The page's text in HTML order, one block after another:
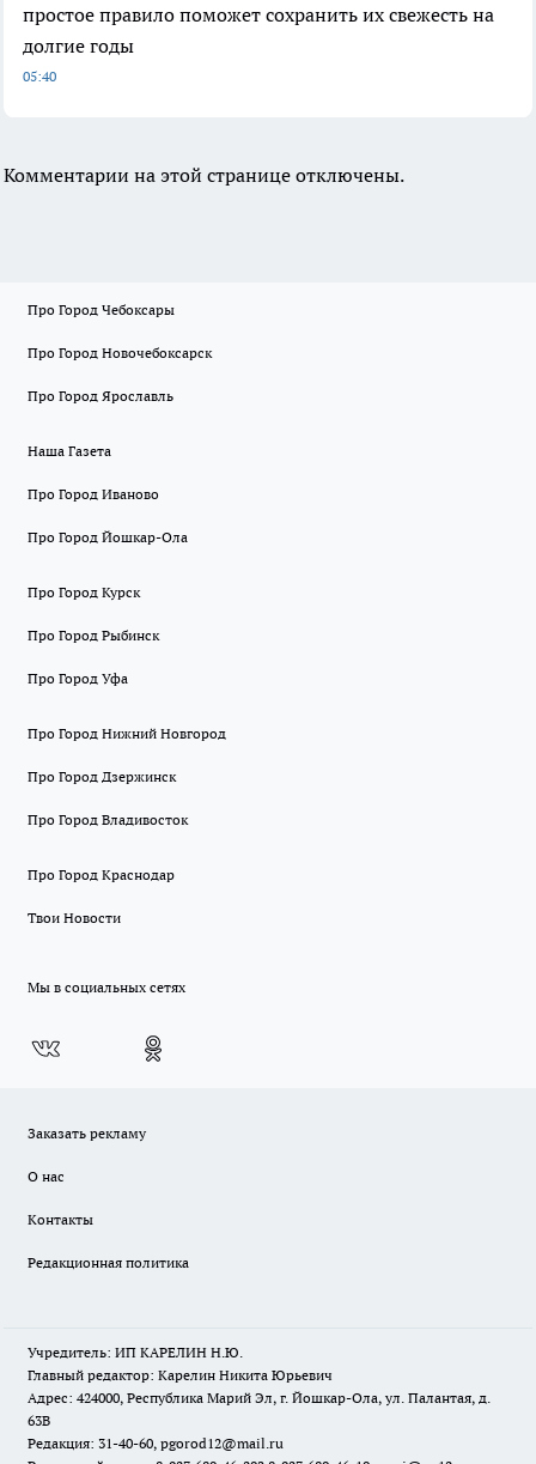
простое правило поможет сохранить их свежесть на
долгие годы
05:40
Комментарии на этой странице отключены.
Про Город Чебоксары
Про Город Новочебоксарск
Про Город Ярославль
Наша Газета
Про Город Иваново
Про Город Йошкар-Ола
Про Город Курск
Про Город Рыбинск
Про Город Уфа
Про Город Нижний Новгород
Про Город Дзержинск
Про Город Владивосток
Про Город Краснодар
Твои Новости
Мы в социальных сетях
Заказать рекламу
О нас
Контакты
Редакционная политика
Учредитель: ИП КАРЕЛИН Н.Ю.
Главный редактор: Карелин Никита Юрьевич
Адрес: 424000, Республика Марий Эл, г. Йошкар-Ола, ул. Палантая, д.
63В
Редакция: 31-40-60, pgorod12@mail.ru